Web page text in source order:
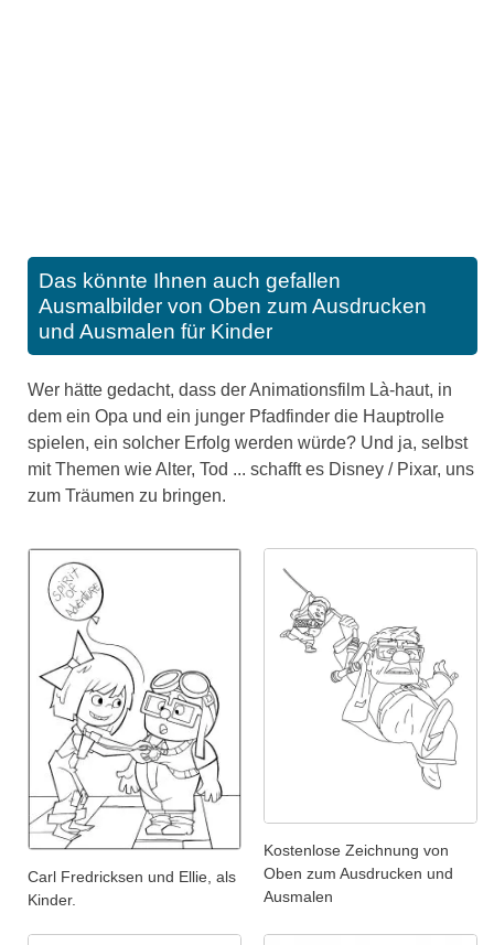
Das könnte Ihnen auch gefallen
Ausmalbilder von Oben zum Ausdrucken
und Ausmalen für Kinder
Wer hätte gedacht, dass der Animationsfilm Là-haut, in
dem ein Opa und ein junger Pfadfinder die Hauptrolle
spielen, ein solcher Erfolg werden würde? Und ja, selbst
mit Themen wie Alter, Tod ... schafft es Disney / Pixar, uns
zum Träumen zu bringen.
Carl Fredricksen und Ellie, als
Kinder.
Kostenlose Zeichnung von
Oben zum Ausdrucken und
Ausmalen